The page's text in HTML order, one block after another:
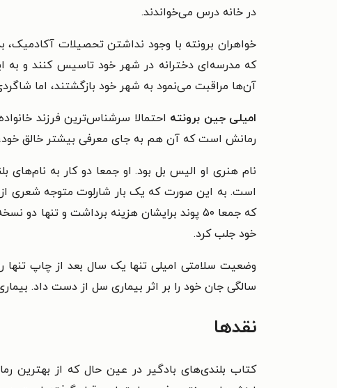
در خانه درس می‌خواندند.
خواهران برونته با وجود نداشتن تحصیلات
که مدرسه‌ای دخترانه در شهر خود تاسیس کنند و به
آن‌ها مراقبت می‌نمود به شهر خود بازگشتند، اما
امیلی جین برونته احتمالا سرشناس‌ترین فرزند
رمانش است که آن هم به جای معرفی بیشتر خالق
نام هنری او الیس بل بود. او جمعا دو کار به
است. به این صورت که یک بار شارلوت متوجه شعری
خود جلب کرد.
سالگی جان خود را بر اثر بیماری سل از دست داد.
نقدها
کتاب بلندی‌های بادگیر در عین حال که از بهترین